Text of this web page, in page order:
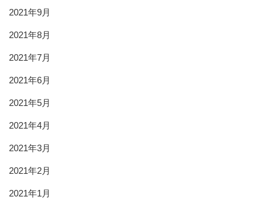
2021年9月
2021年8月
2021年7月
2021年6月
2021年5月
2021年4月
2021年3月
2021年2月
2021年1月